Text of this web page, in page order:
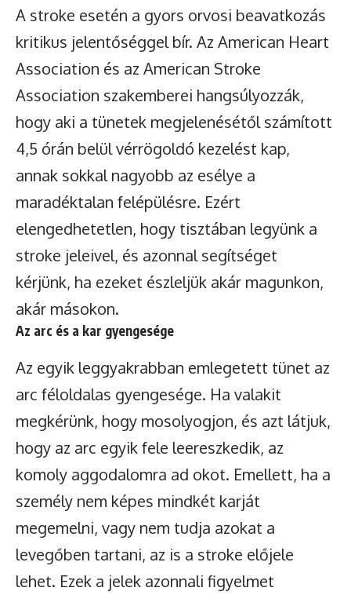
A stroke esetén a gyors orvosi beavatkozás
kritikus jelentőséggel bír. Az American Heart
Association és az American Stroke
Association szakemberei hangsúlyozzák,
hogy aki a tünetek megjelenésétől számított
4,5 órán belül vérrögoldó kezelést kap,
annak sokkal nagyobb az esélye a
maradéktalan felépülésre. Ezért
elengedhetetlen, hogy tisztában legyünk a
stroke jeleivel, és azonnal segítséget
kérjünk, ha ezeket észleljük akár magunkon,
akár másokon.
Az arc és a kar gyengesége
Az egyik leggyakrabban emlegetett tünet az
arc féloldalas gyengesége. Ha valakit
megkérünk, hogy mosolyogjon, és azt látjuk,
hogy az arc egyik fele leereszkedik, az
komoly aggodalomra ad okot. Emellett, ha a
személy nem képes mindkét karját
megemelni, vagy nem tudja azokat a
levegőben tartani, az is a stroke előjele
lehet. Ezek a jelek azonnali figyelmet